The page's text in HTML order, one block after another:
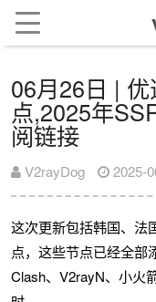
06月26日 |
点,2025年
阅链接
V2rayDog 2025-
这次更新包括韩国、法
点，这些节点已经全部
Clash、V2rayN、小火